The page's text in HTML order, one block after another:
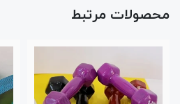
محصولات مرتبط